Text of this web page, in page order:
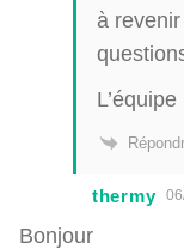
à
thermy
Bonjour